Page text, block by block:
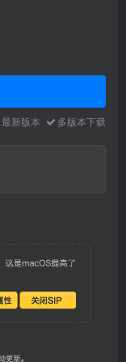
最新版本 多版本下载